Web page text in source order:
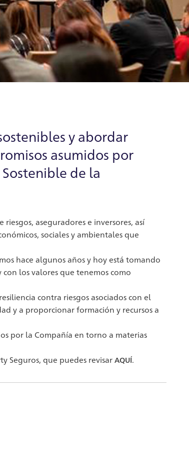
y abordar
asumidos por
de la
aseguradores e inversores, así
sociales y ambientales que
hace algunos años y hoy está tomando
los valores que tenemos como
contra riesgos asociados con el
y a proporcionar formación y recursos a
por la Compañía en torno a materias
Seguros, que puedes revisar AQUÍ.